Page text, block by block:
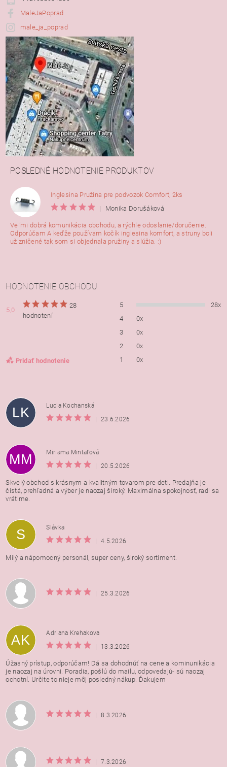
MaleJaPoprad
male_ja_poprad
POSLEDNÉ HODNOTENIE PRODUKTOV
Inglesina Pružina pre podvozok Comfort, 2ks
|
Monika Dorušáková
Veľmi dobrá komunikácia obchodu, a rýchle odoslanie/doručenie.
Odporúčam A keďže používam kočík inglesina komfort, a struny boli
už zničené tak som si objednala pružiny a slúžia. :)
HODNOTENIE OBCHODU
5,0
28
hodnotení
Pridať hodnotenie
5
28x
4
0x
3
0x
2
0x
1
0x
Vložením hodnotenie súhlasíte s
osobných údajov
LK
Lucia Kochanská
|
23.6.2026
MM
Miriama Mintaľová
|
20.5.2026
Skvelý obchod s krásnym a kvalitným tovarom pre deti. Predajňa je
čistá, prehľadná a výber je naozaj široký. Maximálna spokojnosť, radi sa
vrátime.
S
Slávka
|
4.5.2026
Milý a nápomocný personál, super ceny, široký sortiment.
| 25.3.2026
AK
Adriana Krehakova
|
13.3.2026
Úžasný prístup, odporúčam! Dá sa dohodnúť na cene a kominunikácia
je naozaj na úrovni. Poradia, pošlú do mailu, odpovedajú- sú naozaj
ochotní. Určite to nieje môj posledný nákup. Ďakujem
| 8.3.2026
| 7.3.2026